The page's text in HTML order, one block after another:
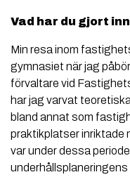
Vad har du gjort
Min resa inom
gymnasiet när jag
förvaltare vid
har jag varvat
bland annat som
praktikplatser inriktade
var under dessa